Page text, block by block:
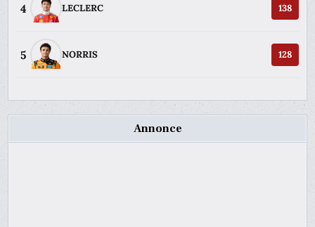
4 LECLERC 138
5 NORRIS 128
Annonce